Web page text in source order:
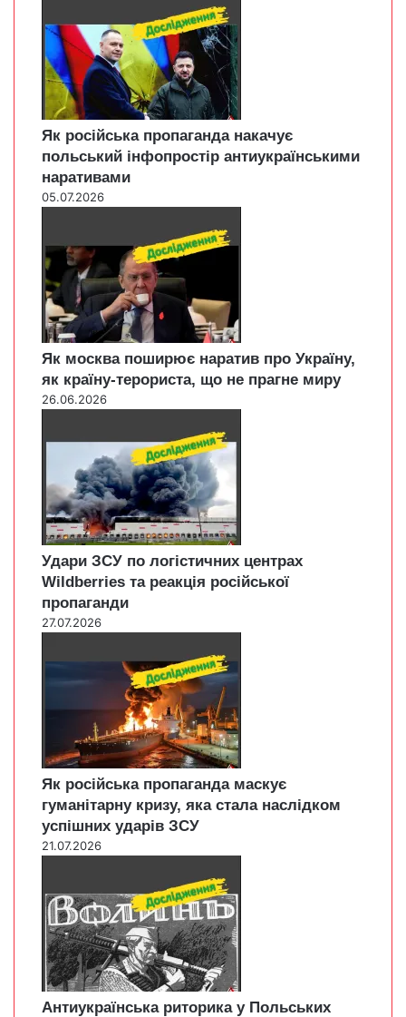
Як російська пропаганда накачує
польський інфопростір антиукраїнськими
наративами
05.07.2026
Як москва поширює наратив про Україну,
як країну-терориста, що не прагне миру
26.06.2026
Удари ЗСУ по логістичних центрах
Wildberries та реакція російської
пропаганди
27.07.2026
Як російська пропаганда маскує
гуманітарну кризу, яка стала наслідком
успішних ударів ЗСУ
21.07.2026
Антиукраїнська риторика у Польських